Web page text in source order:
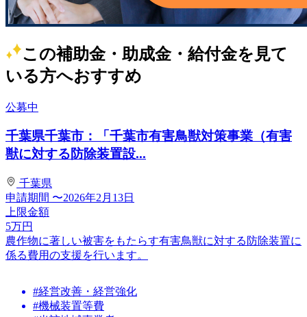
この補助金・助成金・給付金を見て
いる方へおすすめ
公募中
千葉県千葉市：「千葉市有害鳥獣対策事業（有害
獣に対する防除装置設...
千葉県
申請期間 〜2026年2月13日
上限金額
5万円
農作物に著しい被害をもたらす有害鳥獣に対する防除装置に
係る費用の支援を行います。
#経営改善・経営強化
#機械装置等費